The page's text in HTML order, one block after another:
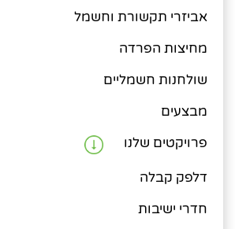
אביזרי תקשורת וחשמל
מחיצות הפרדה
שולחנות חשמליים
מבצעים
פרויקטים שלנו
דלפק קבלה
חדרי ישיבות